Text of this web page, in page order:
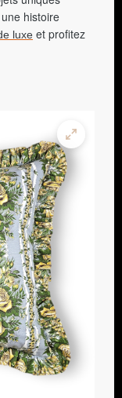
histoire
luxe et profitez